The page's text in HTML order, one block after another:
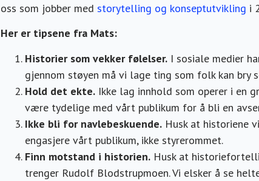
oss som jobber med storytelling og konseptutvikling i
Her er tipsene fra Mats:
Historier som vekker følelser. I sosiale medier
gjennom støyen må vi lage ting som folk kan bry
Hold det ekte. Ikke lag innhold som operer i en
være tydelige med vårt publikum for å bli en
Ikke bli for navlebeskuende. Husk at historiene
engasjere vårt publikum, ikke styrerommet.
Finn motstand i historien. Husk at
trenger Rudolf Blodstrupmoen. Vi elsker å se